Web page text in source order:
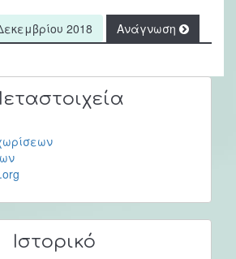
2018 Ανάγνωση
Ιστορικό